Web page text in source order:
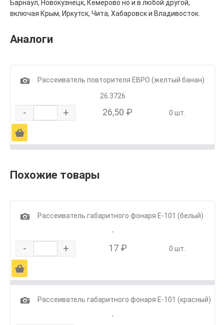
Барнаул, Новокузнецк, Кемерово но и в любой другой,
включая Крым, Иркутск, Чита, Хабаровск и Владивосток.
Аналоги
1
Рассеиватель повторителя ЕВРО (желтый банан)
26.3726
- + 26,50 ₽ 0 шт.
Ä
Похожие товары
1
Рассеиватель габаритного фонаря Е-101 (белый)
-
- + 17 ₽ 0 шт.
Ä
1
Рассеиватель габаритного фонаря Е-101 (красный)
-